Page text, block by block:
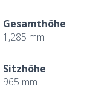
Gesamthöhe
1,285 mm
Sitzhöhe
965 mm